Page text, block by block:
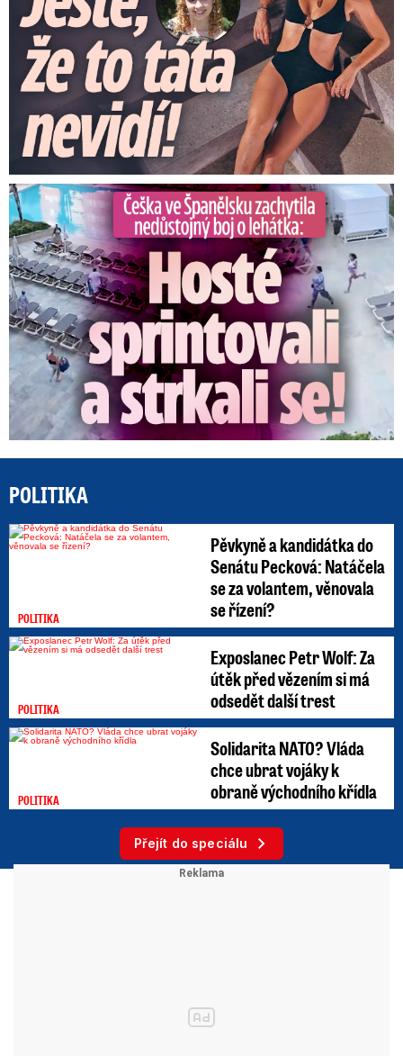
Češka ve Španělsku natočila nedůstojný boj o lehátka
POLITIKA
POLITIKA
Pěvkyně a kandidátka do
Senátu Pecková: Natáčela
se za volantem, věnovala
se řízení?
POLITIKA
Exposlanec Petr Wolf: Za
útěk před vězením si má
odsedět další trest
POLITIKA
Solidarita NATO? Vláda
chce ubrat vojáky k
obraně východního křídla
Přejít do speciálu